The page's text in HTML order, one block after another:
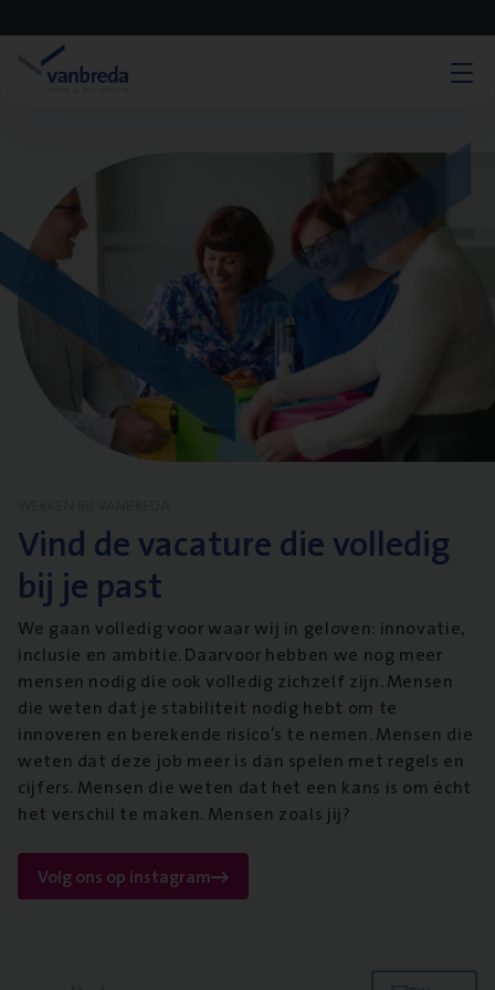
Vind de vacature die volledig
bij je past
We gaan volledig voor waar wij in geloven: innovatie,
inclusie en ambitie. Daarvoor hebben we nog meer
mensen nodig die ook volledig zichzelf zijn. Mensen
die weten dat je stabiliteit nodig hebt om te
innoveren en berekende risico’s te nemen. Mensen die
weten dat deze job meer is dan spelen met regels en
cijfers. Mensen die weten dat het een kans is om écht
het verschil te maken. Mensen zoals jij?
Volg ons op instagram